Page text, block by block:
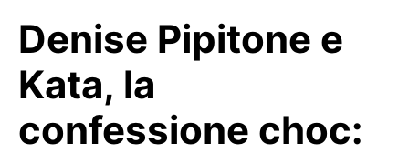
Denise Pipitone e
Kata, la
confessione choc: